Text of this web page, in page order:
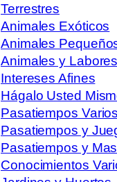
Terrestres
Animales Exóticos
Animales
Animales y
Intereses Afines
Hágalo Usted
Pasatiempos Varios
Pasatiempos y
Pasatiempos y
Conocimientos